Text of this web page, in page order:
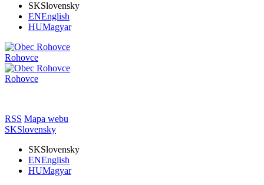
SKSlovensky
ENEnglish
HUMagyar
Rohovce
Rohovce
RSS Mapa webu
SKSlovensky
SKSlovensky
ENEnglish
HUMagyar